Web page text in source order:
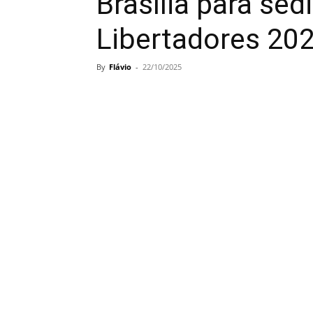
Libertadores
By Flávio - 22/10/2025